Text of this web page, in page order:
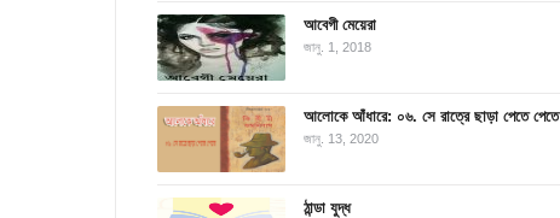
আবেগী মেয়েরা
জানু. 1, 2018
আলোকে আঁধারে: ০৬. সে রাত্রে ছাড়া পেতে পেতে
জানু. 13, 2020
ঠান্ডা যুদ্ধ